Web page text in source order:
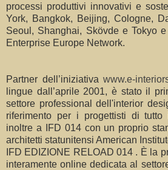
processi produttivi innovativi e
York, Bangkok, Beijing, Cologne,
Seoul, Shanghai, Skövde e Tokyo
Enterprise Europe Network.
Partner dell’iniziativawww.e-
lingue dall’aprile 2001, è stato il
settore professional dell'interior
riferimento per i progettisti di tutto
inoltre a IFD 014 con un proprio
architetti statunitensi American
IFD EDIZIONE RELOAD 014 . È la
interamente online dedicata al